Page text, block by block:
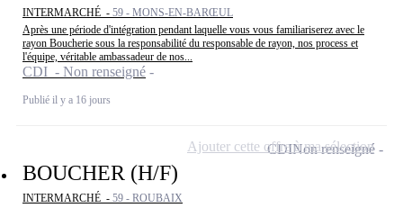
INTERMARCHÉ - 59 - MONS-EN-BARŒUL
Après une période d'intégration pendant laquelle vous vous familiariserez avec le
rayon Boucherie sous la responsabilité du responsable de rayon, nos process et
l'équipe, véritable ambassadeur de nos...
CDI - Non renseigné
Publié il y a 16 jours
BOUCHER (H/F)
INTERMARCHÉ - 59 - ROUBAIX
CDINon renseigné
Ajouter cette offre à ma sélection